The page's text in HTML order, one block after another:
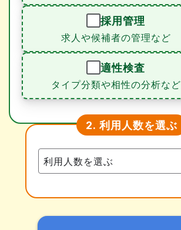
採用管理
求人や候補者の管理など
適性検査
タイプ分類や相性の分析など
2. 利用人数を選ぶ